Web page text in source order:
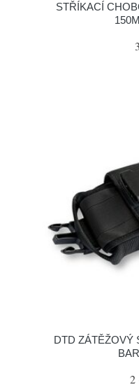
STŘÍKACÍ
DTD ZÁTĚŽOVÝ
2